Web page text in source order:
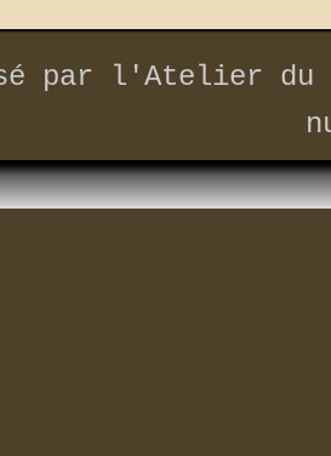
par
l'Atelier du